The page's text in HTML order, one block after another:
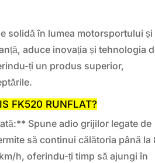
solidă în lumea motorsportului și
aduce inovația și tehnologia
ți un produs superior,
FK520 RUNFLAT?
Spune adio grijilor legate de
să continui călătoria până la
h, oferindu-ți timp să ajungi în